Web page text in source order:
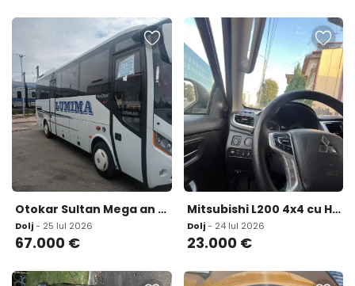
Otokar Sultan Mega an 2018 AC Euro 6 sirocou 37 locuri stare perfecta 67 000 eur
Dolj- 25 Iul 2026
67.000 €
Mitsubishi L200 4x4 cu Hardtop 23 000 eur
Dolj- 24 Iul 2026
23.000 €